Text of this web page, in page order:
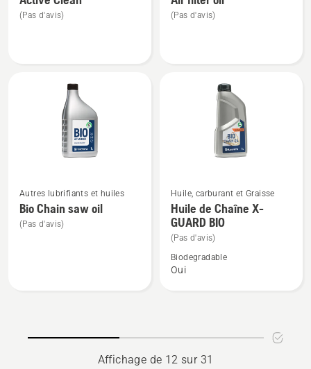
de
détails
(Pas d'avis)
de
détails
(Pas d'avis)
Voir
plus
de
Autres lubrifiants et huiles
Bio Chain saw oil
(Pas d'avis)
Voir
plus
de
détails
sur
Huile
GUARD
BIO
Huile, carburant et Graisse
Huile de Chaîne X-
GUARD BIO
(Pas d'avis)
Biodegradable
Oui
Affichage de 12 sur 31